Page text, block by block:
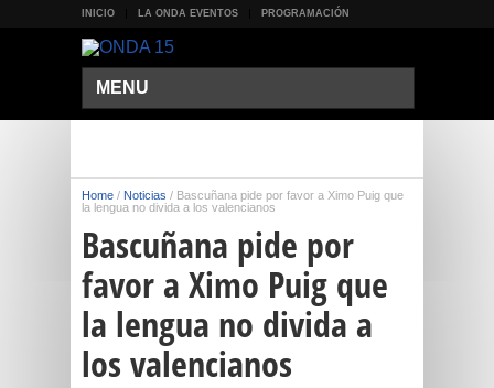
INICIO LA ONDA EVENTOS PROGRAMACIÓN
MENU
Home / Noticias / Bascuñana pide por favor a Ximo Puig que
la lengua no divida a los valencianos
Bascuñana pide por
favor a Ximo Puig que
la lengua no divida a
los valencianos